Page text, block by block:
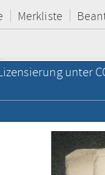
Merkliste
unter